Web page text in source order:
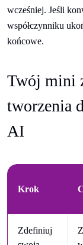
wcześniej. Jeśli
współczynniku
końcowe.
Twój mini
tworzenia
AI
Krok
Zdefiniuj